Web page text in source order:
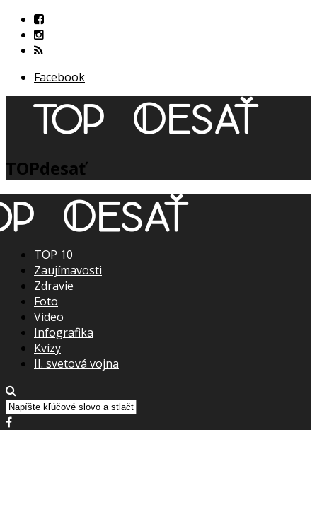
Facebook
TOPdesať
TOP 10
Zaujímavosti
Zdravie
Foto
Video
Infografika
Kvízy
II. svetová vojna